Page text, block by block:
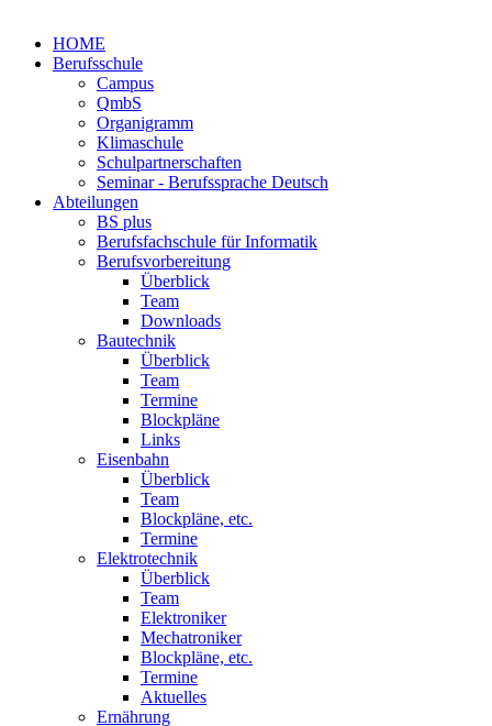
HOME
Berufsschule
Campus
QmbS
Organigramm
Klimaschule
Schulpartnerschaften
Seminar - Berufssprache Deutsch
Abteilungen
BS plus
Berufsfachschule für Informatik
Berufsvorbereitung
Überblick
Team
Downloads
Bautechnik
Überblick
Team
Termine
Blockpläne
Links
Eisenbahn
Überblick
Team
Blockpläne, etc.
Termine
Elektrotechnik
Überblick
Team
Elektroniker
Mechatroniker
Blockpläne, etc.
Termine
Aktuelles
Ernährung